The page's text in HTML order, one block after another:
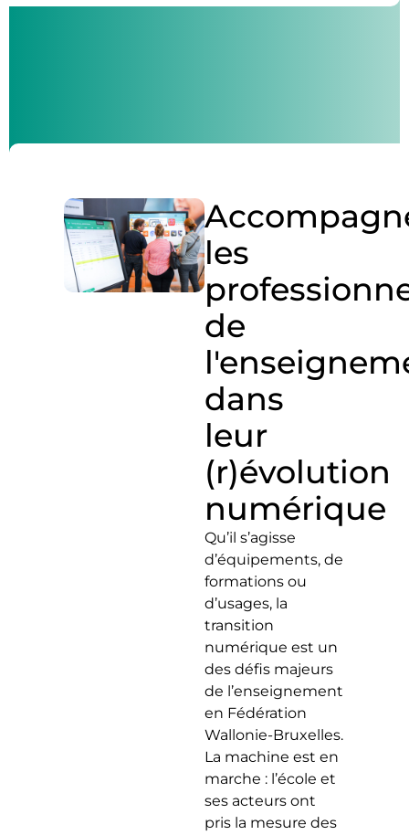
les
de
dans
leur
(r)évolution
numérique
Qu’il s’agisse
d’équipements, de
formations ou
d’usages, la
transition
numérique est un
des défis majeurs
de l’enseignement
en Fédération
Wallonie-Bruxelles.
La machine est en
marche : l’école et
ses acteurs ont
pris la mesure des